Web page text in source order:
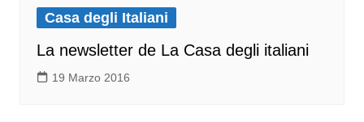
Casa degli Italiani
La newsletter de La Casa degli italiani
19 Marzo 2016